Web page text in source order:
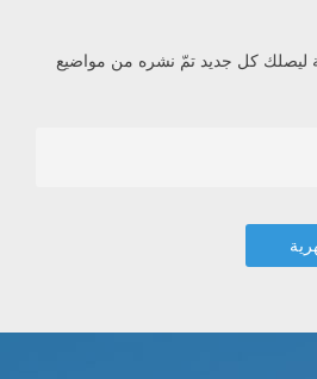
ليصلك كل جديد تمّ نشره من مواضيع